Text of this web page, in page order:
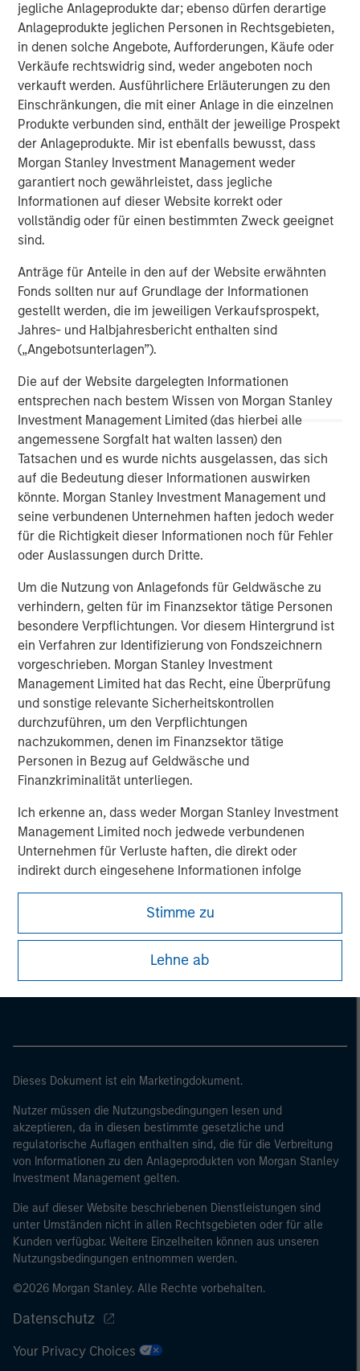
jegliche Anlageprodukte dar; ebenso dürfen derartige
Anlageprodukte jeglichen Personen in Rechtsgebieten,
in denen solche Angebote, Aufforderungen, Käufe oder
Verkäufe rechtswidrig sind, weder angeboten noch
verkauft werden. Ausführlichere Erläuterungen zu den
Einschränkungen, die mit einer Anlage in die einzelnen
Produkte verbunden sind, enthält der jeweilige Prospekt
der Anlageprodukte. Mir ist ebenfalls bewusst, dass
Morgan Stanley Investment Management weder
garantiert noch gewährleistet, dass jegliche
Informationen auf dieser Website korrekt oder
vollständig oder für einen bestimmten Zweck geeignet
sind.
Anträge für Anteile in den auf der Website erwähnten
Fonds sollten nur auf Grundlage der Informationen
gestellt werden, die im jeweiligen Verkaufsprospekt,
Jahres- und Halbjahresbericht enthalten sind
(„Angebotsunterlagen”).
Die auf der Website dargelegten Informationen
entsprechen nach bestem Wissen von Morgan Stanley
Investment Management Limited (das hierbei alle
angemessene Sorgfalt hat walten lassen) den
Tatsachen und es wurde nichts ausgelassen, das sich
auf die Bedeutung dieser Informationen auswirken
könnte. Morgan Stanley Investment Management und
seine verbundenen Unternehmen haften jedoch weder
für die Richtigkeit dieser Informationen noch für Fehler
oder Auslassungen durch Dritte.
Um die Nutzung von Anlagefonds für Geldwäsche zu
verhindern, gelten für im Finanzsektor tätige Personen
besondere Verpflichtungen. Vor diesem Hintergrund ist
ein Verfahren zur Identifizierung von Fondszeichnern
vorgeschrieben. Morgan Stanley Investment
Management Limited hat das Recht, eine Überprüfung
und sonstige relevante Sicherheitskontrollen
durchzuführen, um den Verpflichtungen
nachzukommen, denen im Finanzsektor tätige
Personen in Bezug auf Geldwäsche und
Finanzkriminalität unterliegen.
Ich erkenne an, dass weder Morgan Stanley Investment
Management Limited noch jedwede verbundenen
Unternehmen für Verluste haften, die direkt oder
indirekt durch eingesehene Informationen infolge
meiner falschen oder irrtümlichen Wiedergabe
entstehen. Durch die Annahme dieser Vereinbarung
habe. Sofern die vorstehende Vereinbarung korrekt ist,
klicken Sie bitte auf „Stimme zu“, um fortzufahren;
Stimme zu
Lehne ab
Video: Risk Assets Persist
Vorgestellte Einblicke
Real Estate Midyear Outlook:
Constructive Amid Fluid Backdrop
The current macroenvironment remains resilient
despite elevated volatility and divergence across
markets. As inflation and energy prices keep
central banks hawkish, real estate continues to
offer attractive relative value, supported by a
25% repricing, durable income streams, and
constrained supply. In this environment,
diversified portfolios and selective asset-level
investing remain critical.
07-AUG-2026
Morgan Stanley
Morgan Stanley Careers
Dieses Dokument ist ein Marketingdokument.
Nutzer müssen die Nutzungsbedingungen lesen und
akzeptieren, da in diesen bestimmte gesetzliche und
regulatorische Auflagen enthalten sind, die für die Verbreitung
von Informationen zu den Anlageprodukten von Morgan Stanley
Investment Management gelten.
Die auf dieser Website beschriebenen Dienstleistungen sind
unter Umständen nicht in allen Rechtsgebieten oder für alle
Kunden verfügbar. Weitere Einzelheiten können aus unseren
Nutzungsbedingungen entnommen werden.
©2026 Morgan Stanley. Alle Rechte vorbehalten.
Datenschutz
Your Privacy Choices